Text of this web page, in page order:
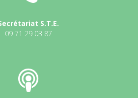
S.T.E.
09 71 29 03 87